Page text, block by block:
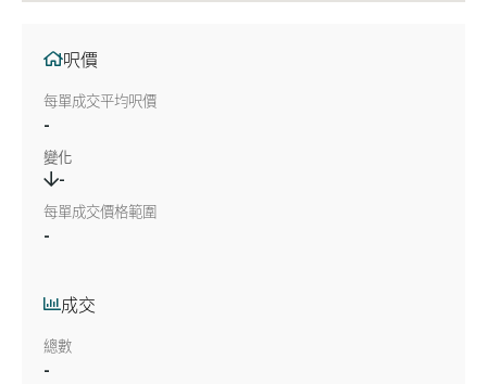
呎價
每單成交平均呎價
-
變化
-
每單成交價格範圍
-
成交
總數
-